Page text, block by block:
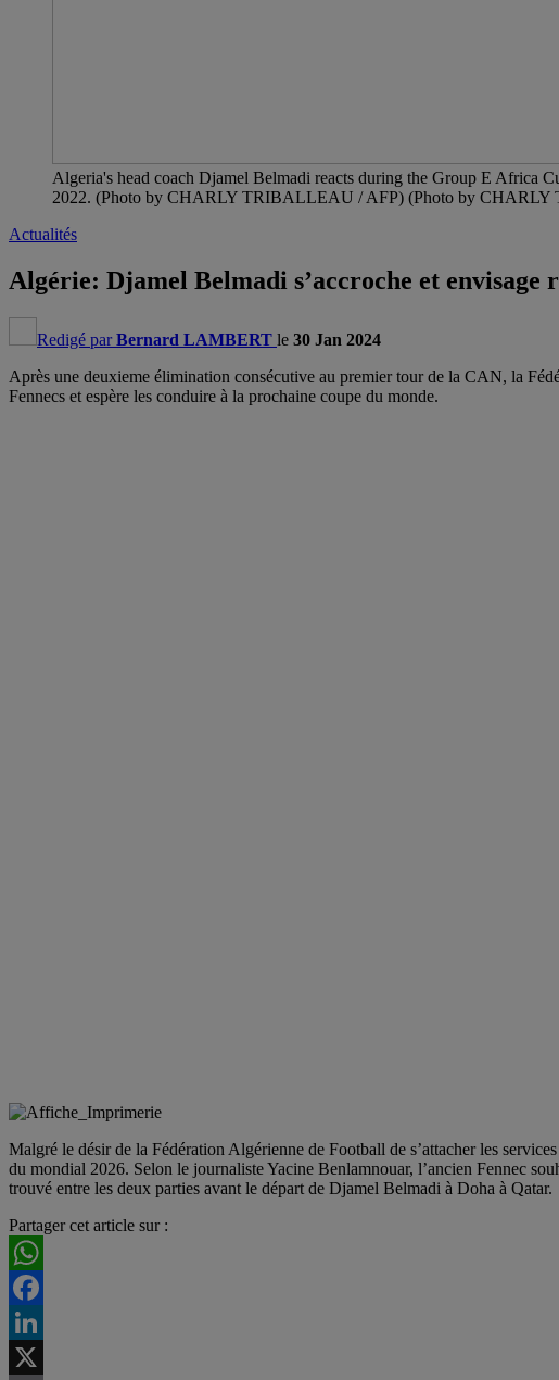
Algeria's head coach Djamel Belmadi reacts during the Group E Africa
2022. (Photo by CHARLY TRIBALLEAU / AFP) (Photo by
Actualités
Algérie: Djamel Belmadi s’accroche et envisage
Redigé par Bernard LAMBERT le 30 Jan 2024
Après une deuxieme élimination consécutive au premier tour de la CAN, la
Fennecs et espère les conduire à la prochaine coupe du monde.
Malgré le désir de la Fédération Algérienne de Football de s’attacher les
du mondial 2026. Selon le journaliste Yacine Benlamnouar, l’ancien Fennec
trouvé entre les deux parties avant le départ de Djamel Belmadi à Doha à Qatar.
Partager cet article sur :
WhatsApp
Facebook
LinkedIn